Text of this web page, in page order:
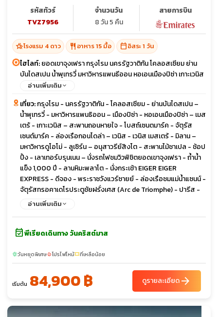
รหัสทัวร์
TVZ7956
จำนวนวัน
8 วัน 5 คืน
สายการบิน
hotel_classโรงแรม 4 ดาว restaurant อาหาร 15 มื้อ calendar_todayอิสระ 1 วัน
ไฮไลท์:ยอดเขาจุงเฟรา กรุงโรม นครรัฐวาติกัน โคลอสเซียม ย่าน
บันไดสเปน น้ำพุเทรวี่ มหาวิหารแพนธีออน หอเอนเมืองปิซ่า เกาะเวนิส
เมืองมิลาน หมู่บ้านเลาเทอร์บรุนเนน ถ้ำน้ำแข็ง 1000 ปี กระเช้า Eiger
อ่านเพิ่มเติม
เที่ยว:กรุงโรม - นครรัฐวาติกัน - โคลอสเซียม - ย่านบันไดสเปน –
น้ำพุเทรวี่ - มหาวิหารแพนธิออน – เมืองปิซ่า - หอเอนเมืองปิซ่า – เมส
เตร้ - เกาะเวนิส – สะพานถอนหายใจ - โบสถ์เซนตมาร์ค - จัตุรัส
เซนต์มาร์ค - ล่องเรือกอนโดล่า – เวนิส - เวนิส เมสเตร้ - มิลาน –
มหาวิหารดูโอโม่ - ลูเซิร์น – อนุสาวรีย์สิงโต - สะพานไม้ชาเปล - ช้อป
ปิ้ง - เลาเทอร์บรุนเนน – นั่งรถไฟชมวิวพิชิตยอดเขาจุงเฟรา - ถ้ำน้ำ
แข็ง 1,000 ปี - ลานหิมะพลาโต - นั่งกระเช้า EIGER EIGER
EXPRESS - ดีจอง - พระราชวังแวร์ซายย์ - ล่องเรือชมแม่น้ำแซนน์ -
จัตุรัสทรอคาเดโรประตูชัยฝรั่งเศส (Arc de Triomphe) - ปารีส -
Duty Free - ห้างแกลลารี-ลาฟาแยตต์
อ่านเพิ่มเติม
event_availableพีเรียดเดินทาง วันคริสต์มาส
sunnyวันหยุดพิเศษlocal_fire_departmentโปรไฟไหม้confirmation_numberที่เหลือน้อย
เริ่มต้น 84,900 ฿ ดูรายละเอียดarrow_forward